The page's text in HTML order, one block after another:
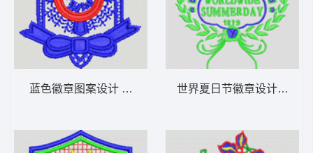
蓝色徽章图案设计 章仔 世界夏日节徽章设计 章仔